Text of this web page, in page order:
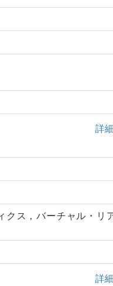
詳
クス，バーチャル・リ
詳